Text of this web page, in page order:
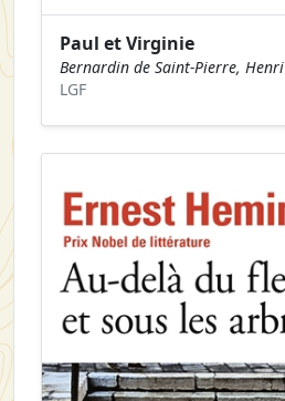
Paul et Virginie
Bernardin de Saint-Pierre, Henri
LGF